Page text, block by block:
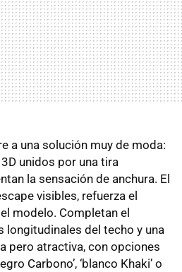
a una solución muy de moda:
unidos por una tira
la sensación de anchura. El
visibles, refuerza el
modelo. Completan el
longitudinales del techo y una
pero atractiva, con opciones
Carbono’, ‘blanco Khaki’ o